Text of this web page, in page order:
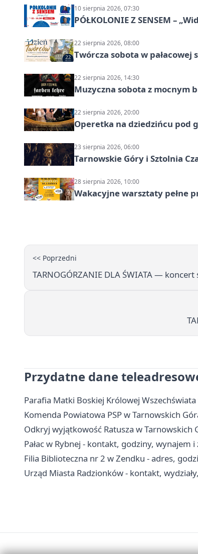
10 sierpnia 2026, 07:30
PÓŁKOLONIE Z SENSEM –
22 sierpnia 2026, 08:00
Twórcza sobota w
22 sierpnia 2026, 14:30
Muzyczna sobota z mocnym
22 sierpnia 2026, 20:00
Operetka na dziedzińcu pod
23 sierpnia 2026, 06:00
Tarnowskie Góry i Sztolnia
28 sierpnia 2026, 10:00
Wakacyjne warsztaty pełne
<< Poprzedni
TARNOGÓRZANIE DLA ŚWIATA —
Przydatne dane
Parafia Matki Boskiej Królowej
Komenda Powiatowa PSP w Tarnowskich
Odkryj wyjątkowość Ratusza w Tarnowskich
Pałac w Rybnej - kontakt, godziny, wynajem
Filia Biblioteczna nr 2 w Zendku - adres,
Urząd Miasta Radzionków - kontakt,